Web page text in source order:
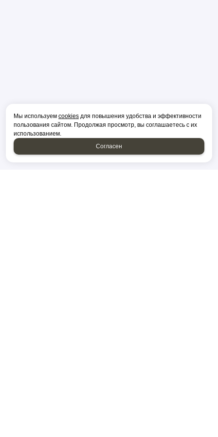
Мы используем cookies для повышения удобства и эффективности
пользования сайтом. Продолжая просмотр, вы соглашаетесь с их
использованием.
Согласен